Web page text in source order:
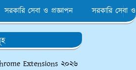
সরকারি সেবা ও প্রজ্ঞাপন সরকারি সেবা
Extensions ২০২৬